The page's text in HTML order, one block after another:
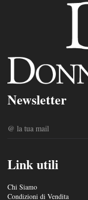
Newsletter
Link utili
Chi Siamo
Condizioni di Vendita